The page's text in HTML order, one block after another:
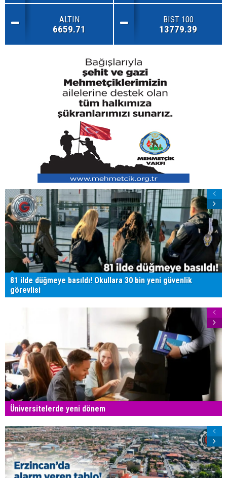
ALTIN
6659.71
BIST 100
13779.39
81 ilde düğmeye basıldı! Okullara 30 bin yeni güvenlik
görevlisi
Üniversitelerde yeni dönem